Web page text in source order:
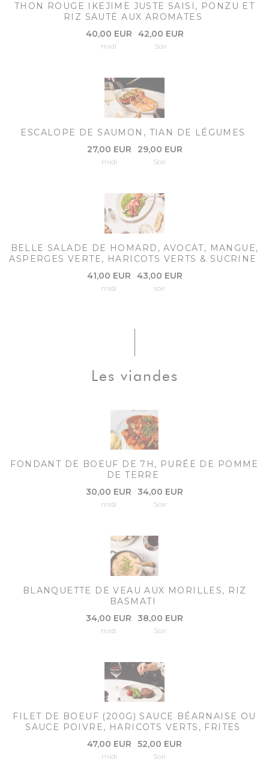
THON ROUGE IKEJIME JUSTE SAISI, PONZU ET
RIZ SAUTÉ AUX AROMATES
40,00 EUR
midi
42,00 EUR
Soir
ESCALOPE DE SAUMON, TIAN DE LÉGUMES
27,00 EUR
midi
29,00 EUR
Soir
BELLE SALADE DE HOMARD, AVOCAT, MANGUE,
ASPERGES VERTE, HARICOTS VERTS & SUCRINE
41,00 EUR
midi
43,00 EUR
soir
Les viandes
FONDANT DE BOEUF DE 7H, PURÉE DE POMME
DE TERRE
30,00 EUR
midi
34,00 EUR
Soir
BLANQUETTE DE VEAU AUX MORILLES, RIZ
BASMATI
34,00 EUR
midi
38,00 EUR
Soir
FILET DE BOEUF (200G) SAUCE BÉARNAISE OU
SAUCE POIVRE, HARICOTS VERTS, FRITES
47,00 EUR
midi
52,00 EUR
Soir